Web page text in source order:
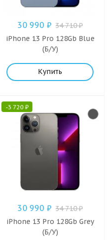
30 990 ₽ 34 710₽
iPhone 13 Pro 128Gb Blue
(Б/У)
Купить
-3 720₽
30 990 ₽ 34 710₽
iPhone 13 Pro 128Gb Grey
(Б/У)